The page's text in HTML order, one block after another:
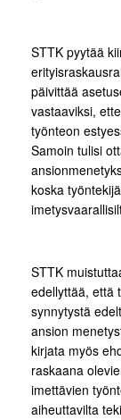
STTK pyytää
päivittää
vastaaviksi,
työnteon
Samoin tulisi
koska
STTK
edellyttää, että
synnytystä
ansion
kirjata myös
raskaana
imettävien
aiheuttavilta